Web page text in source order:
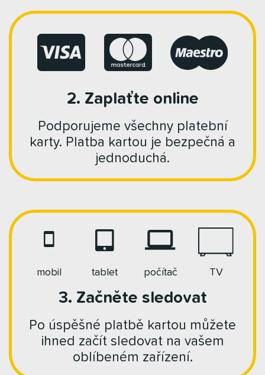
2. Zaplaťte online
Podporujeme všechny platební
karty. Platba kartou je bezpečná a
jednoduchá.
mobil tablet počítač TV
3. Začněte sledovat
Po úspěšné platbě kartou můžete
ihned začít sledovat na vašem
oblíbeném zařízení.